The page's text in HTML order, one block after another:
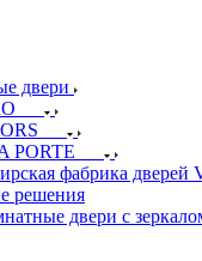
двери
PORTE
фабрика дверей
решения
двери c